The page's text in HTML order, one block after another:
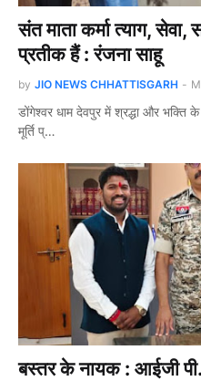
संत माता कर्मा त्याग,
प्रतीक हैं : रंजना साहू
by JIO NEWS CHHATTISGARH -
डोंगेश्वर धाम देवपुर में श्रद्धा और भक्ति के
मूर्ति प्…
बस्तर के नायक : आईजी